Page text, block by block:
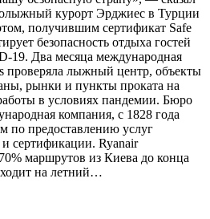
курорт Эрджиес в Турции
получившим сертификат Safe
безопасность отдыха гостей
19. Два месяца международная
проверяла лыжный центр, объекты
рынки и пункты проката на
в условиях пандемии. Бюро
компания, с 1828 года
по предоставлению услуг
сертификации. Ryanair
маршрутов из Киева до конца
на летний…